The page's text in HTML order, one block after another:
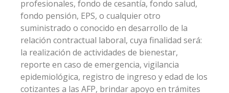
profesionales, fondo de cesantía, fondo salud,
fondo pensión, EPS, o cualquier otro
suministrado o conocido en desarrollo de la
relación contractual laboral, cuya finalidad será:
la realización de actividades de bienestar,
reporte en caso de emergencia, vigilancia
epidemiológica, registro de ingreso y edad de los
cotizantes a las AFP, brindar apoyo en trámites